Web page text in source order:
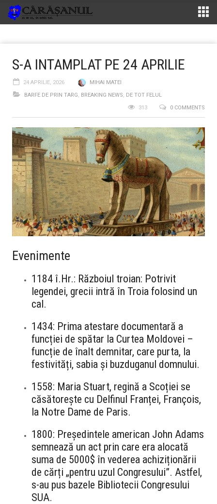
S-A INTAMPLAT PE 24 APRILIE
24 APRILIE, 2026
MIHAI MATEI
BARFE DE PRIN TARG, BREAKING NEWS, DE TOT FELUL
0 COMMENTS
313
Evenimente
1184 î.Hr.: Războiul troian: Potrivit
legendei, grecii intră în Troia folosind un
cal.
1434: Prima atestare documentară a
funcției de spătar la Curtea Moldovei –
funcție de înalt demnitar, care purta, la
festivități, sabia și buzduganul domnului.
1558: Maria Stuart, regină a Scoției se
căsătorește cu Delfinul Franței, François,
la Notre Dame de Paris.
1800: Președintele american John Adams
semnează un act prin care era alocată
suma de 5000$ în vederea achiziționării
de cărți „pentru uzul Congresului”. Astfel,
s-au pus bazele Bibliotecii Congresului
SUA.